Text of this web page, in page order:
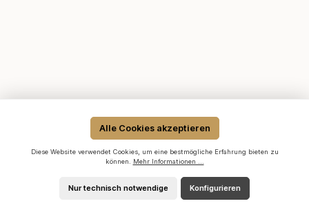
Alle Cookies akzeptieren
Diese Website verwendet Cookies, um eine bestmögliche Erfahrung bieten zu
können.
Mehr Informationen ...
Nur technisch notwendige Konfigurieren